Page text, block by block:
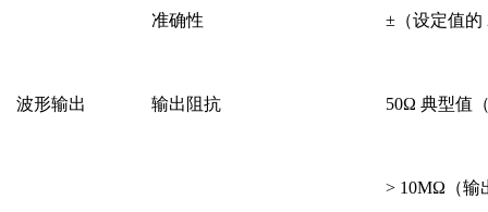
准确性 ±（设定值的
波形输出 输出阻抗 50Ω 典型值
> 10MΩ（输